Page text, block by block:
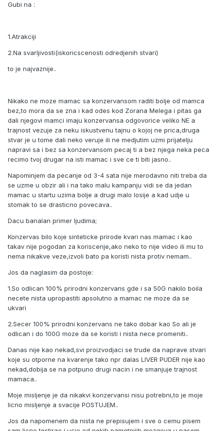
Gubi na :
1.Atrakciji
2.Na svarljivosti(iskoricscenosti odredjenih stvari)
to je najvaznije..
Nikako ne moze mamac sa konzervansom raditi bolje od mamca
bez,to mora da se zna i kad odes kod Zorana Melega i pitas ga
dali njegovi mamci imaju konzervansa odgovorice veliko NE a
trajnost vezuje za neku iskustvenu tajnu o kojoj ne prica,druga
stvar je u tome dali neko veruje ili ne medjutim uzmi prijatelju
napravi sa i bez sa konzervansom pecaj ti a bez njega neka peca
recimo tvoj drugar na isti mamac i sve ce ti biti jasno..
Napominjem da pecanje od 3-4 sata nije merodavno niti treba da
se uzme u obzir ali i na tako malu kampanju vidi se da jedan
mamac u startu uzima bolje a drugi malo losije a kad udje u
stomak to se drasticno povecava..
Dacu banalan primer ljudima;
Konzervas bilo koje sinteticke prirode kvari nas mamac i kao
takav nije pogodan za koriscenje,ako neko to nije video ili mu to
nema nikakve veze,izvoli bato pa koristi nista protiv nemam..
Jos da naglasim da postoje:
1.So odlican 100% prirodni konzervans gde i sa 50G nakilo boila
necete nista upropastiti apsolutno a mamac ne moze da se
ukvari
2.Secer 100% prirodni konzervans ne tako dobar kao So ali je
odlican i do 100G moze da se koristi i nista nece promeniti..
Danas nije kao nekad,svi proizvodjaci se trude da naprave stvari
koje su otporne na kvarenje tako npr dalas LIVER PUDER nije kao
nekad,dobija se na potpuno drugi nacin i ne smanjuje trajnost
mamaca..
Moje misljenje je da nikakvi konzervansi nisu potrebni,to je moje
licno misljenje a svacije POSTUJEM..
Jos da napomenem da nista ne prepisujem i sve o cemu pisem